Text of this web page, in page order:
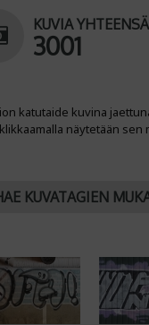
KUVIA YHTEENSÄ
3001
katutaide kuvina
näytetään sen
KUVATAGIEN